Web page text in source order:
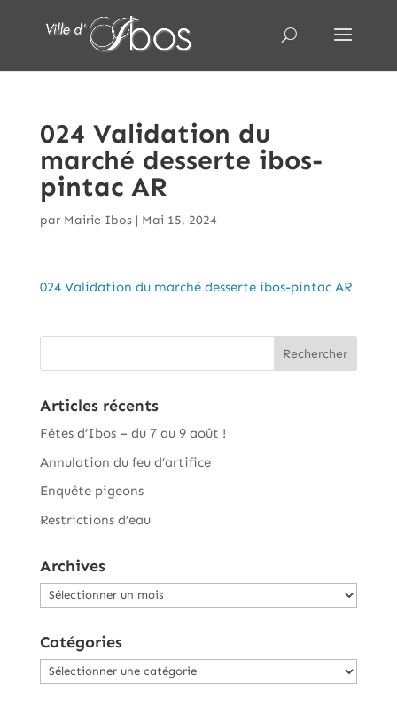
024 Validation du
marché desserte ibos-
pintac AR
par Mairie Ibos| Mai 15, 2024
024 Validation du marché desserte ibos-pintac AR
Articles récents
Fêtes d’Ibos – du 7 au 9 août !
Annulation du feu d’artifice
Enquête pigeons
Restrictions d’eau
Archives
Archives
Catégories
Catégories